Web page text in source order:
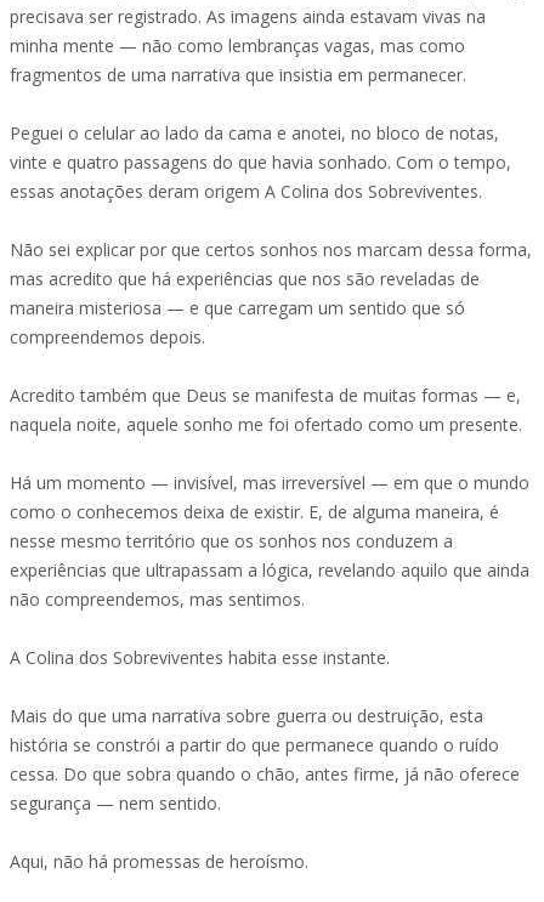
precisava ser registrado. As imagens ainda estavam vivas na
minha mente — não como lembranças vagas, mas como
fragmentos de uma narrativa que insistia em permanecer.
Peguei o celular ao lado da cama e anotei, no bloco de notas,
vinte e quatro passagens do que havia sonhado. Com o tempo,
essas anotações deram origem A Colina dos Sobreviventes.
Não sei explicar por que certos sonhos nos marcam dessa forma,
mas acredito que há experiências que nos são reveladas de
maneira misteriosa — e que carregam um sentido que só
compreendemos depois.
Acredito também que Deus se manifesta de muitas formas — e,
naquela noite, aquele sonho me foi ofertado como um presente.
Há um momento — invisível, mas irreversível — em que o mundo
como o conhecemos deixa de existir. E, de alguma maneira, é
nesse mesmo território que os sonhos nos conduzem a
experiências que ultrapassam a lógica, revelando aquilo que ainda
não compreendemos, mas sentimos.
A Colina dos Sobreviventes habita esse instante.
Mais do que uma narrativa sobre guerra ou destruição, esta
história se constrói a partir do que permanece quando o ruído
cessa. Do que sobra quando o chão, antes firme, já não oferece
segurança — nem sentido.
Aqui, não há promessas de heroísmo.